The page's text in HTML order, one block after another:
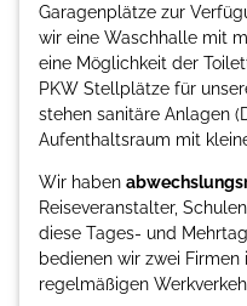
Garagenplätze zur
wir eine Waschhalle mit
eine Möglichkeit der
PKW Stellplätze für
stehen sanitäre Anlagen
Aufenthaltsraum mit
Wir haben
Reiseveranstalter,
diese Tages- und
bedienen wir zwei Firmen
regelmäßigen